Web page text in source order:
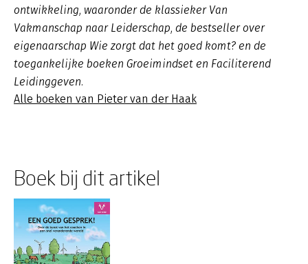
ontwikkeling, waaronder de klassieker Van
Vakmanschap naar Leiderschap, de bestseller over
eigenaarschap Wie zorgt dat het goed komt? en de
toegankelijke boeken Groeimindset en Faciliterend
Leidinggeven.
Alle boeken van Pieter van der Haak
Boek bij dit artikel